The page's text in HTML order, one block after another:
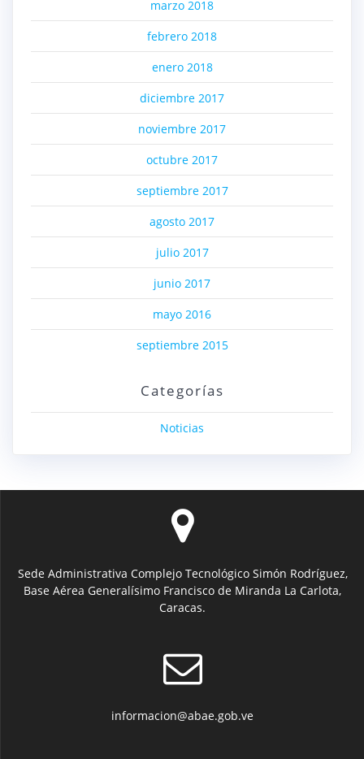
marzo 2018
febrero 2018
enero 2018
diciembre 2017
noviembre 2017
octubre 2017
septiembre 2017
agosto 2017
julio 2017
junio 2017
mayo 2016
septiembre 2015
Categorías
Noticias
Sede Administrativa Complejo Tecnológico Simón Rodríguez,
Base Aérea Generalísimo Francisco de Miranda La Carlota,
Caracas.
informacion@abae.gob.ve